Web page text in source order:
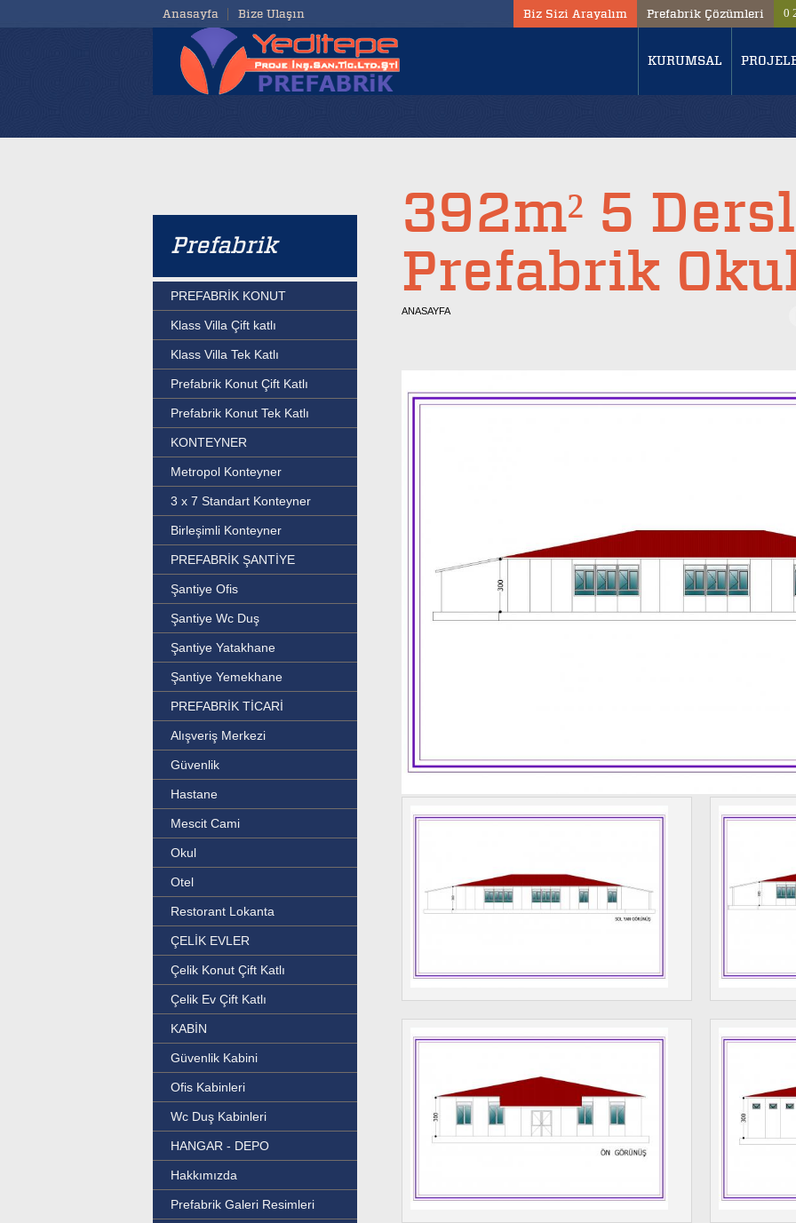
Biz Sizi Arayalım Prefabrik Çözümleri 0
Anasayfa Bize Ulaşın
KURUMSAL
Prefabrik
PREFABRİK KONUT
Klass Villa Çift katlı
Klass Villa Tek Katlı
Prefabrik Konut Çift Katlı
Prefabrik Konut Tek Katlı
KONTEYNER
Metropol Konteyner
3 x 7 Standart Konteyner
Birleşimli Konteyner
PREFABRİK ŞANTİYE
Şantiye Ofis
Şantiye Wc Duş
Şantiye Yatakhane
Şantiye Yemekhane
PREFABRİK TİCARİ
Alışveriş Merkezi
Güvenlik
Hastane
Mescit Cami
Okul
Otel
Restorant Lokanta
ÇELİK EVLER
Çelik Konut Çift Katlı
Çelik Ev Çift Katlı
KABİN
Güvenlik Kabini
Ofis Kabinleri
Wc Duş Kabinleri
HANGAR - DEPO
Hakkımızda
Prefabrik Galeri Resimleri
392m² 5
Prefabrik
ANASAYFA